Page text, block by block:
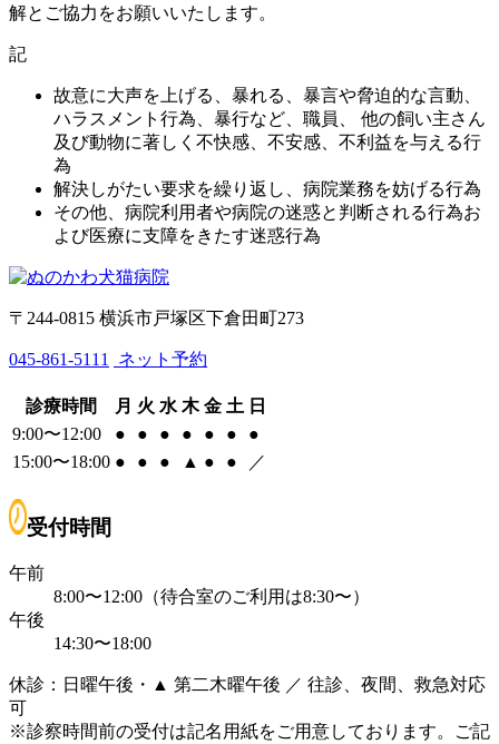
解とご協力をお願いいたします。
記
故意に大声を上げる、暴れる、暴言や脅迫的な言動、
ハラスメント行為、暴行など、職員、 他の飼い主さん
及び動物に著しく不快感、不安感、不利益を与える行
為
解決しがたい要求を繰り返し、病院業務を妨げる行為
その他、病院利用者や病院の迷惑と判断される行為お
よび医療に支障をきたす迷惑行為
〒244-0815 横浜市戸塚区下倉田町273
045-861-5111 ネット予約
診療時間 月 火 水 木 金 土 日
9:00〜12:00
● ● ● ● ● ●
●
15:00〜18:00 ● ● ● ▲ ● ● ／
受付時間
午前
8:00〜12:00（待合室のご利用は8:30〜）
午後
14:30〜18:00
休診：日曜午後・▲ 第二木曜午後 ／ 往診、夜間、救急対応
可
※診察時間前の受付は記名用紙をご用意しております。ご記